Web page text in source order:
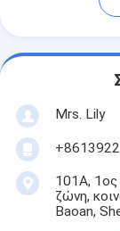
Mrs. Lily
101Α, 1ος
ζώνη,
Baoan,